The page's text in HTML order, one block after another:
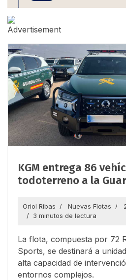
KGM entrega 86
todoterreno a la
Oriol Ribas Nuevas Flotas
3 minutos de lectura
La flota, compuesta por 72
Sports, se destinará a
alta capacidad de
entornos complejos.